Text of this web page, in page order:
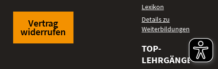
Vertrag
widerrufen
Lexikon
Details zu
Weiterbildungen
TOP-
LEHRGÄNGE